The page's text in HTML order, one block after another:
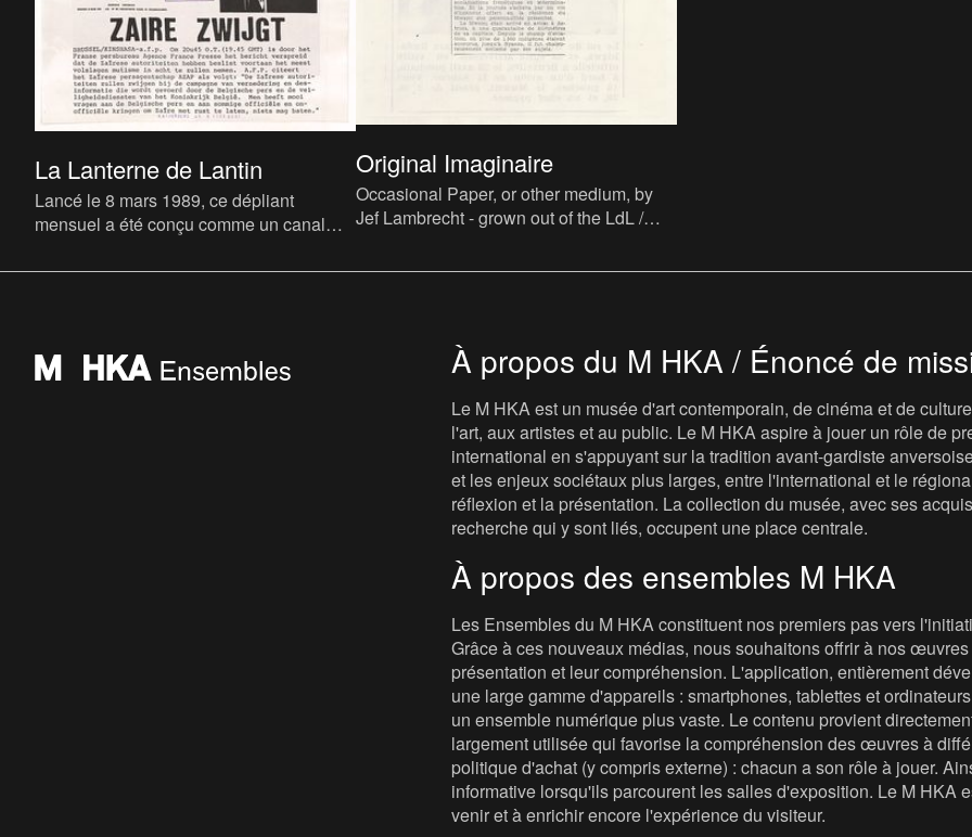
La Lanterne de Lantin
Lancé le 8 mars 1989, ce dépliant
mensuel a été conçu comme un canal
rédacteurs et des thèmes variés... il pe
Original Imaginaire
Occasional Paper, or other medium, by
Jef Lambrecht - grown out of the LdL /
information channel as well as
À propos du M HKA / Énoncé de
Le M HKA est un musée d'art contemporain, de cinéma et de
l'art, aux artistes et au public. Le M HKA aspire à jouer un rôle de
international en s'appuyant sur la tradition avant-gardiste
et les enjeux sociétaux plus larges, entre l'international et le
réflexion et la présentation. La collection du musée, avec ses
recherche qui y sont liés, occupent une place centrale.
À propos des ensembles M HKA
Les Ensembles du M HKA constituent nos premiers pas vers
Grâce à ces nouveaux médias, nous souhaitons offrir à nos
présentation et leur compréhension. L'application, entièrement
une large gamme d'appareils : smartphones, tablettes et
un ensemble numérique plus vaste. Le contenu provient
largement utilisée qui favorise la compréhension des œuvres à
politique d'achat (y compris externe) : chacun a son rôle à jouer.
informative lorsqu'ils parcourent les salles d'exposition. Le M HKA
venir et à enrichir encore l'expérience du visiteur.